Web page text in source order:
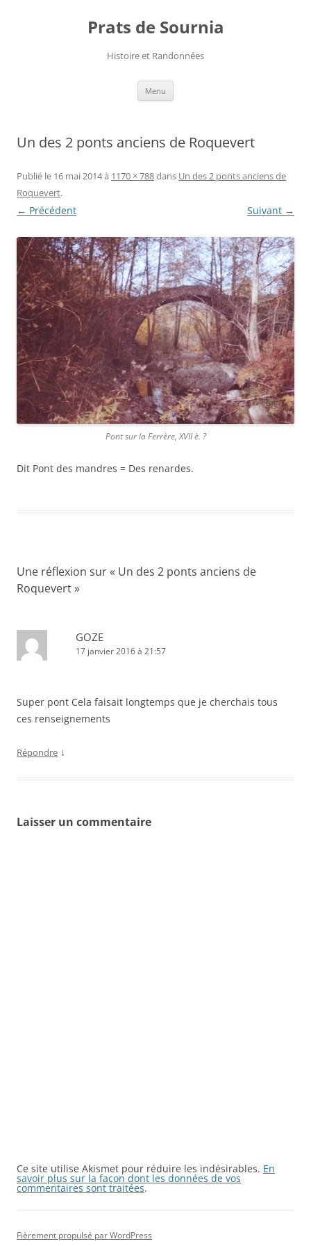
Prats de Sournia
Histoire et Randonnées
Menu
Un des 2 ponts anciens de Roquevert
Publié le 16 mai 2014à 1170 × 788dans Un des 2 ponts anciens de
Roquevert.
← Précédent Suivant →
Pont sur la Ferrère, XVII è. ?
Dit Pont des mandres = Des renardes.
Une réflexion sur « Un des 2 ponts anciens de
Roquevert»
GOZE
17 janvier 2016 à 21:57
Super pont Cela faisait longtemps que je cherchais tous
ces renseignements
Répondre ↓
Laisser un commentaire
Ce site utilise Akismet pour réduire les indésirables. En
savoir plus sur la façon dont les données de vos
commentaires sont traitées.
Fièrement propulsé par WordPress